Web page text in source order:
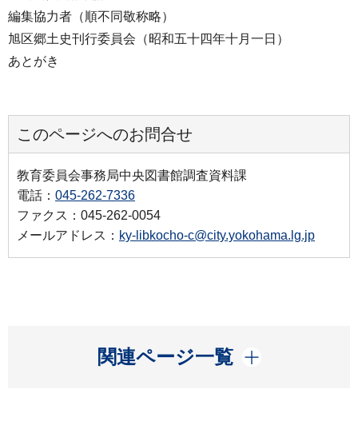
編集協力者（順不同敬称略）
旭区郷土史刊行委員会（昭和五十四年十月一日）
あとがき
このページへのお問合せ
教育委員会事務局中央図書館調査資料課
電話： 045-262-7336
ファクス：045-262-0054
メールアドレス： ky-libkocho-c@city.yokohama.lg.jp
関連ページ一覧
開く